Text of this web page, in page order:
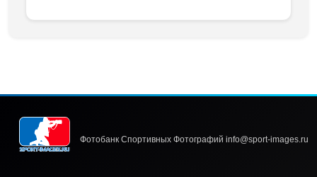
Фотобанк Спортивных Фотографий info@sport-images.ru